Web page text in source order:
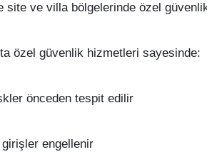
site ve villa bölgelerinde özel
özel güvenlik hizmetleri sayesinde:
önceden tespit edilir
engellenir